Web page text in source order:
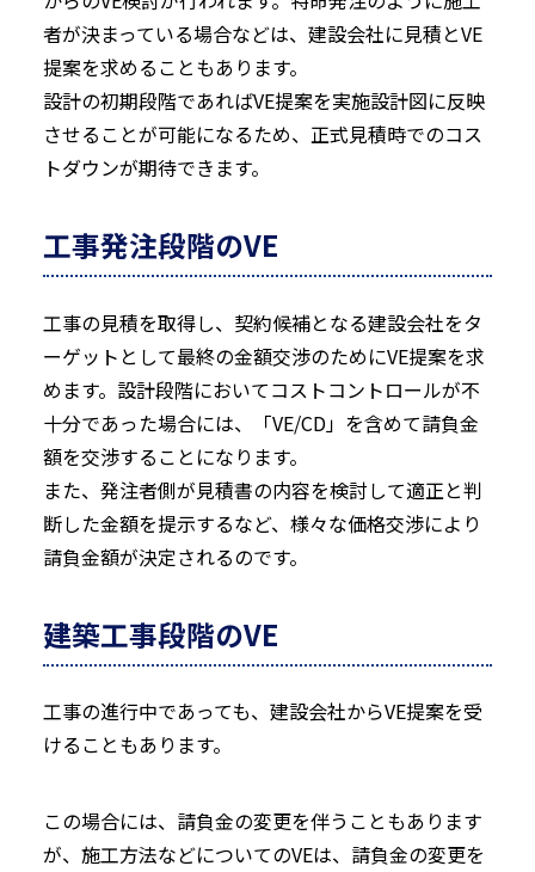
者が決まっている場合などは、建設会社に見積とVE
提案を求めることもあります。
設計の初期段階であればVE提案を実施設計図に反映
させることが可能になるため、正式見積時でのコス
トダウンが期待できます。
工事発注段階のVE
工事の見積を取得し、契約候補となる建設会社をタ
ーゲットとして最終の金額交渉のためにVE提案を求
めます。設計段階においてコストコントロールが不
十分であった場合には、「VE/CD」を含めて請負金
額を交渉することになります。
また、発注者側が見積書の内容を検討して適正と判
断した金額を提示するなど、様々な価格交渉により
請負金額が決定されるのです。
建築工事段階のVE
工事の進行中であっても、建設会社からVE提案を受
けることもあります。
この場合には、請負金の変更を伴うこともあります
が、施工方法などについてのVEは、請負金の変更を